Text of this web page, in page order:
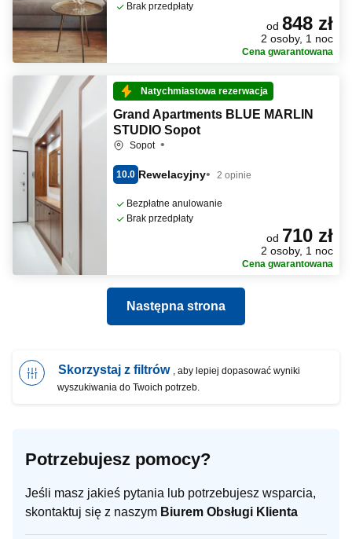
Brak przedpłaty
od 848 zł
2 osoby, 1 noc
Cena gwarantowana
Natychmiastowa rezerwacja
Grand Apartments BLUE MARLIN
STUDIO Sopot
Sopot
10.0 Rewelacyjny 2 opinie
Bezpłatne anulowanie
Brak przedpłaty
od 710 zł
2 osoby, 1 noc
Cena gwarantowana
Następna strona
Skorzystaj z filtrów , aby lepiej dopasować wyniki
wyszukiwania do Twoich potrzeb.
Potrzebujesz pomocy?
Jeśli masz jakieś pytania lub potrzebujesz wsparcia,
skontaktuj się z naszym Biurem Obsługi Klienta